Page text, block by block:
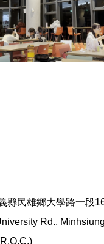
縣民雄鄉大學路一段
Rd.,